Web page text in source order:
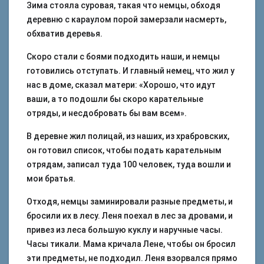
Зима стояла суровая, такая что немцы, обходя
деревню с караулом порой замерзали насмерть,
обхватив деревья.
Скоро стали с боями подходить наши, и немцы
готовились отступать. И главный немец, что жил у
нас в доме, сказал матери: «Хорошо, что идут
ваши, а то подошли бы скоро карательные
отряды, и несдобровать бы вам всем».
В деревне жил полицай, из наших, из храбровских,
он готовил список, чтобы подать карательным
отрядам, записал туда 100 человек, туда вошли и
мои братья.
Отходя, немцы заминировали разные предметы, и
бросили их в лесу. Леня поехал в лес за дровами, и
привез из леса большую куклу и наручные часы.
Часы тикали. Мама кричала Лене, чтобы он бросил
эти предметы, не подходил. Леня взорвался прямо